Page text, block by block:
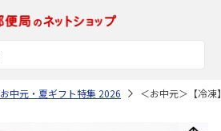
お中元・夏ギフト特集 2026 ＜お中元＞【冷